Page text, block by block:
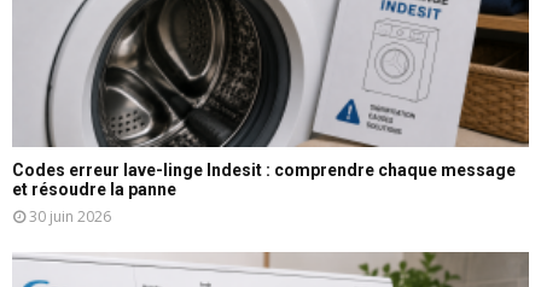
Codes erreur lave-linge Indesit : comprendre chaque message
et résoudre la panne
30 juin 2026